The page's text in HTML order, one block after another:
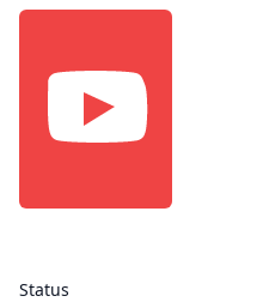
Status